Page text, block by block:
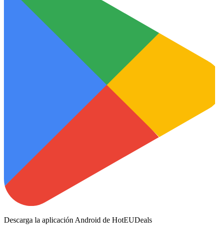
Descarga la aplicación Android de HotEUDeals